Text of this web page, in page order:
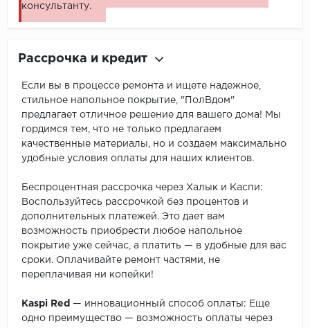
консультанту.
Рассрочка и кредит
Если вы в процессе ремонта и ищете надежное,
стильное напольное покрытие, "ПолВдом"
предлагает отличное решение для вашего дома! Мы
гордимся тем, что не только предлагаем
качественные материалы, но и создаем максимально
удобные условия оплаты для наших клиентов.
Беспроцентная рассрочка через Халык и Каспи:
Воспользуйтесь рассрочкой без процентов и
дополнительных платежей. Это дает вам
возможность приобрести любое напольное
покрытие уже сейчас, а платить — в удобные для вас
сроки. Оплачивайте ремонт частями, не
переплачивая ни копейки!
Kaspi Red — инновационный способ оплаты: Еще
одно преимущество — возможность оплаты через